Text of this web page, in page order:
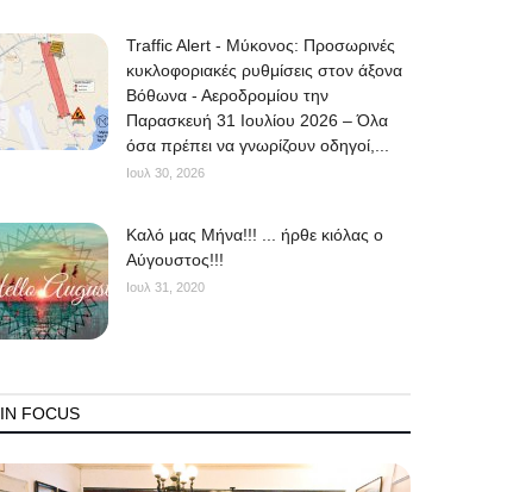
Traffic Alert - Μύκονος: Προσωρινές
κυκλοφοριακές ρυθμίσεις στον άξονα
Βόθωνα - Αεροδρομίου την
Παρασκευή 31 Ιουλίου 2026 – Όλα
όσα πρέπει να γνωρίζουν οδηγοί,...
Ιουλ 30, 2026
Kαλό μας Μήνα!!! ... ήρθε κιόλας ο
Αύγουστος!!!
Ιουλ 31, 2020
IN FOCUS